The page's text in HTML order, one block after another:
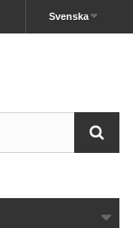
Svenska